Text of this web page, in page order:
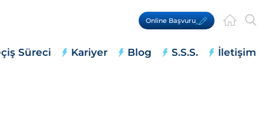
Online Başvuru
Süreci Kariyer Blog S.S.S. İletişim